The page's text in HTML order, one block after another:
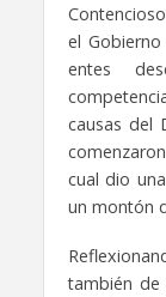
el
entes
causas del
cual dio una
un montón
también de